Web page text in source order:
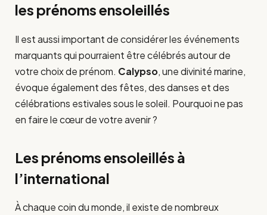
les prénoms ensoleillés
Il est aussi important de considérer les événements
marquants qui pourraient être célébrés autour de
votre choix de prénom. Calypso, une divinité marine,
évoque également des fêtes, des danses et des
célébrations estivales sous le soleil. Pourquoi ne pas
en faire le cœur de votre avenir ?
Les prénoms ensoleillés à
l’international
À chaque coin du monde, il existe de nombreux